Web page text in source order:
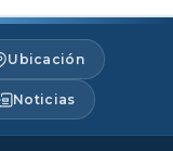
Ubicación
Noticias